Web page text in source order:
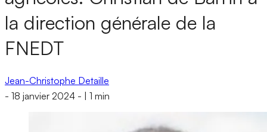
la direction générale de la
FNEDT
Jean-Christophe Detaille
- 18 janvier 2024 - 1 min